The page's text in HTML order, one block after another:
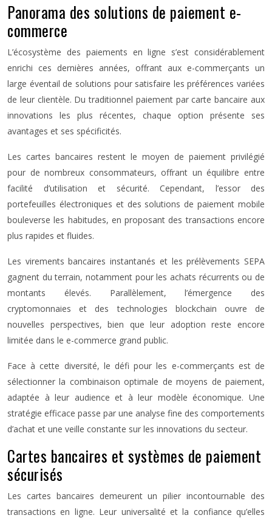
Panorama des solutions de paiement e-
commerce
L’écosystème des paiements en ligne s’est considérablement
enrichi ces dernières années, offrant aux e-commerçants un
large éventail de solutions pour satisfaire les préférences variées
de leur clientèle. Du traditionnel paiement par carte bancaire aux
innovations les plus récentes, chaque option présente ses
avantages et ses spécificités.
Les cartes bancaires restent le moyen de paiement privilégié
pour de nombreux consommateurs, offrant un équilibre entre
facilité d’utilisation et sécurité. Cependant, l’essor des
portefeuilles électroniques et des solutions de paiement mobile
bouleverse les habitudes, en proposant des transactions encore
plus rapides et fluides.
Les virements bancaires instantanés et les prélèvements SEPA
gagnent du terrain, notamment pour les achats récurrents ou de
montants élevés. Parallèlement, l’émergence des
cryptomonnaies et des technologies blockchain ouvre de
nouvelles perspectives, bien que leur adoption reste encore
limitée dans le e-commerce grand public.
Face à cette diversité, le défi pour les e-commerçants est de
sélectionner la combinaison optimale de moyens de paiement,
adaptée à leur audience et à leur modèle économique. Une
stratégie efficace passe par une analyse fine des comportements
d’achat et une veille constante sur les innovations du secteur.
Cartes bancaires et systèmes de paiement
sécurisés
Les cartes bancaires demeurent un pilier incontournable des
transactions en ligne. Leur universalité et la confiance qu’elles